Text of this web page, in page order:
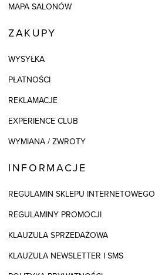
MAPA SALONÓW
ZAKUPY
WYSYŁKA
PŁATNOŚCI
REKLAMACJE
EXPERIENCE CLUB
WYMIANA / ZWROTY
INFORMACJE
REGULAMIN SKLEPU INTERNETOWEGO
REGULAMINY PROMOCJI
KLAUZULA SPRZEDAŻOWA
KLAUZULA NEWSLETTER I SMS